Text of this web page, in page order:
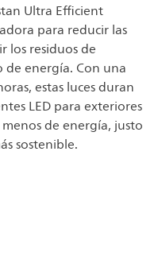
Ultra Efficient
para reducir las
los residuos de
de energía. Con una
estas luces duran
LED para exteriores
de energía, justo
sostenible.